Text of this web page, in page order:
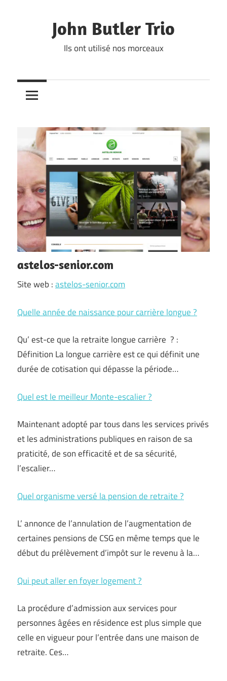
John Butler Trio
Ils ont utilisé nos morceaux
astelos-senior.com
Site web :astelos-senior.com
Quelle année de naissance pour carrière longue ?
Qu’ est-ce que la retraite longue carrière ? :
Définition La longue carrière est ce qui définit une
durée de cotisation qui dépasse la période…
Quel est le meilleur Monte-escalier ?
Maintenant adopté par tous dans les services privés
et les administrations publiques en raison de sa
praticité, de son efficacité et de sa sécurité,
l’escalier…
Quel organisme versé la pension de retraite ?
L’ annonce de l’annulation de l’augmentation de
certaines pensions de CSG en même temps que le
début du prélèvement d’impôt sur le revenu à la…
Qui peut aller en foyer logement ?
La procédure d’admission aux services pour
personnes âgées en résidence est plus simple que
celle en vigueur pour l’entrée dans une maison de
retraite. Ces…